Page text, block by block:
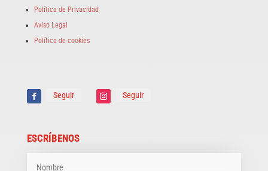
Política de Privacidad
Aviso Legal
Política de cookies
Seguir Seguir
ESCRÍBENOS